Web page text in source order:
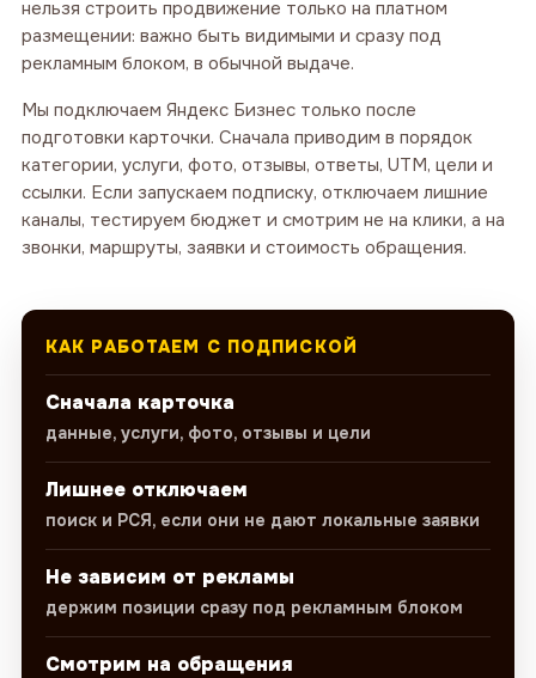
нельзя строить продвижение только на платном
размещении: важно быть видимыми и сразу под
рекламным блоком, в обычной выдаче.
Мы подключаем Яндекс Бизнес только после
подготовки карточки. Сначала приводим в порядок
категории, услуги, фото, отзывы, ответы, UTM, цели и
ссылки. Если запускаем подписку, отключаем лишние
каналы, тестируем бюджет и смотрим не на клики, а на
звонки, маршруты, заявки и стоимость обращения.
КАК РАБОТАЕМ С ПОДПИСКОЙ
Сначала карточка
данные, услуги, фото, отзывы и цели
Лишнее отключаем
поиск и РСЯ, если они не дают локальные заявки
Не зависим от рекламы
держим позиции сразу под рекламным блоком
Смотрим на обращения